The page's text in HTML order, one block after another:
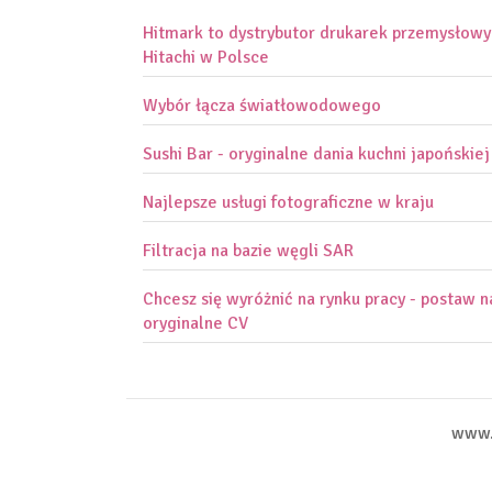
Hitmark to dystrybutor drukarek
Hitachi w Polsce
Wybór łącza światłowodowego
Sushi Bar - oryginalne dania kuchni japońskiej
Najlepsze usługi fotograficzne w kraju
Filtracja na bazie węgli SAR
Chcesz się wyróżnić na rynku pracy - postaw
oryginalne CV